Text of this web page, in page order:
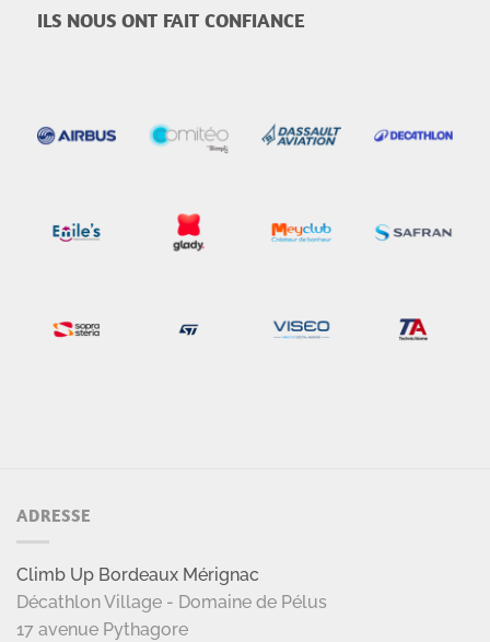
ILS NOUS ONT FAIT CONFIANCE
ADRESSE
Climb Up Bordeaux Mérignac
Décathlon Village - Domaine de Pélus
17 avenue Pythagore